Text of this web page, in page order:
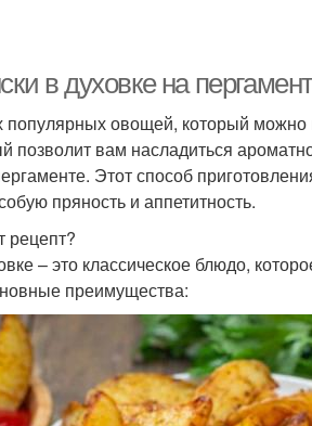
в духовке на
популярных овощей, который
позволит вам насладиться
Этот способ
пряность и аппетитность.
рецепт?
– это классическое блюдо,
преимущества: